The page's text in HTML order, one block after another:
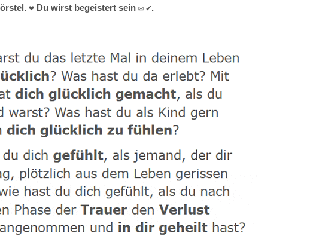
❤ Du wirst begeistert sein ✉ ✔.